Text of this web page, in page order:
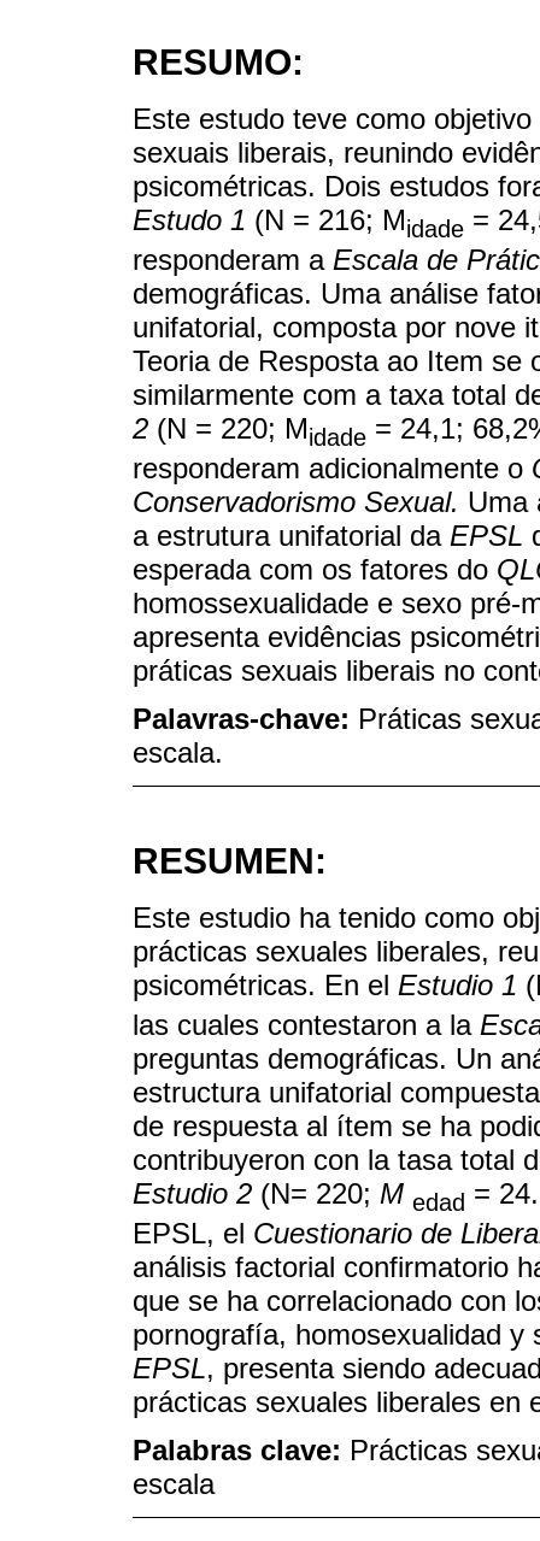
RESUMO:
Este estudo teve como
sexuais liberais, reunindo
psicométricas. Dois estudos
Estudo 1 (N = 216; Midade =
responderam a Escala de
demográficas. Uma análise
unifatorial, composta por nove
Teoria de Resposta ao Item se
similarmente com a taxa total
2 (N = 220; Midade = 24,1;
responderam adicionalmente o
Conservadorismo Sexual. Uma
a estrutura unifatorial da EPSL
esperada com os fatores do
homossexualidade e sexo pré-
apresenta evidências
práticas sexuais liberais no
Palavras-chave: Práticas
escala.
RESUMEN:
Este estudio ha tenido como
prácticas sexuales liberales,
psicométricas. En el Estudio 1
las cuales contestaron a la
preguntas demográficas. Un
estructura unifatorial
de respuesta al ítem se ha
contribuyeron con la tasa total
Estudio 2 (N= 220; M edad =
EPSL, el Cuestionario de
análisis factorial confirmatorio
que se ha correlacionado con
pornografía, homosexualidad y
EPSL, presenta siendo
prácticas sexuales liberales en
Palabras clave: Prácticas
escala